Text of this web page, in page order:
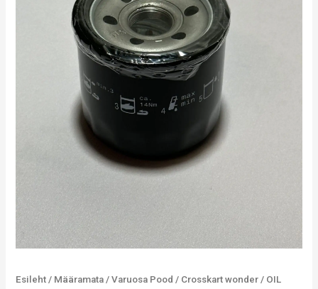
Esileht / Määramata /Varuosa Pood / Crosskart wonder / OIL